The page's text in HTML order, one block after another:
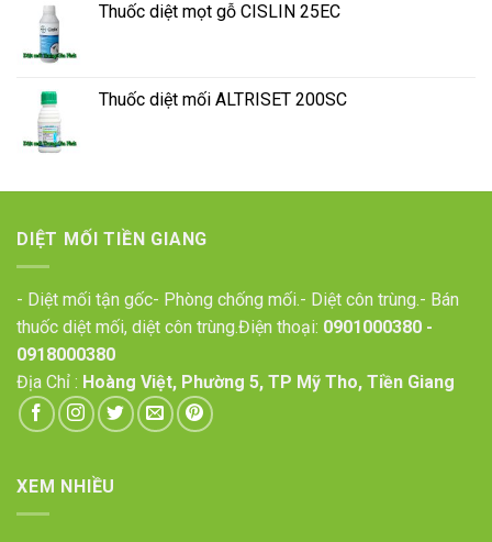
Thuốc diệt mọt gỗ CISLIN 25EC
Thuốc diệt mối ALTRISET 200SC
DIỆT MỐI TIỀN GIANG
- Diệt mối tận gốc- Phòng chống mối.- Diệt côn trùng.- Bán
thuốc diệt mối, diệt côn trùng.Điện thoại: 0901000380 -
0918000380
Địa Chỉ : Hoàng Việt, Phường 5, TP Mỹ Tho, Tiền Giang
XEM NHIỀU